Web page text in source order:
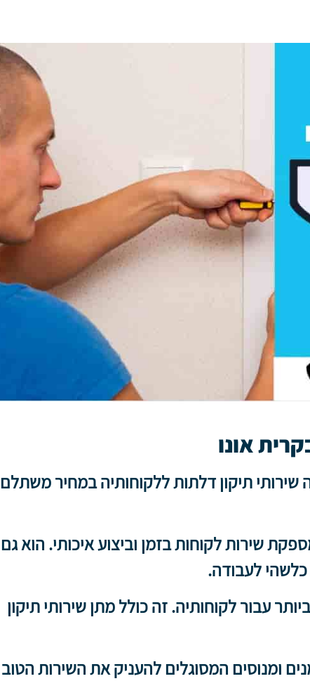
אונו
שירותי תיקון דלתות ללקוחותיה במחיר משתלם
שירות לקוחות בזמן וביצוע איכותי. הוא גם
לעבודה.
עבור לקוחותיה. זה כולל מתן שירותי תיקון
ומנוסים המסוגלים להעניק את השירות הטוב